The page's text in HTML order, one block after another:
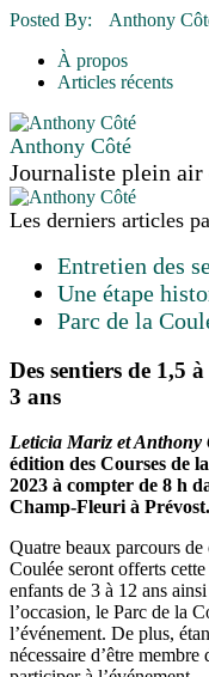
16 juillet 2026 |
16 juillet 2026
16 juillet 2026
16 juillet 2026 |
Posted By: Anthony
À propos
Articles récents
Anthony Côté
Journaliste plein air
Les derniers articles
Entretien des
Une étape
Parc de la
Des sentiers de 1,5
3 ans
Leticia Mariz et Anthony
édition des Courses de
2023 à compter de 8 h
Champ-Fleuri à Prévost.
Quatre beaux parcours de
Coulée seront offerts
enfants de 3 à 12 ans
l’occasion, le Parc de la
l’événement. De plus,
nécessaire d’être